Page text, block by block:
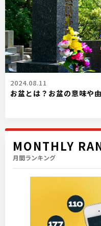
2024.08.11
お盆とは？お盆の意味や
MONTHLY
月間ランキング